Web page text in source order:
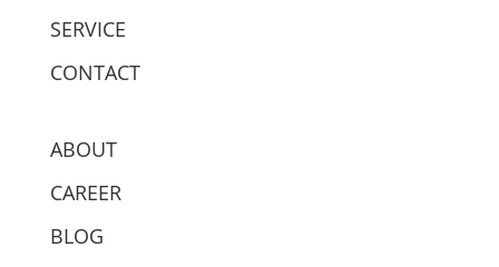
SERVICE
CONTACT
ABOUT
CAREER
BLOG